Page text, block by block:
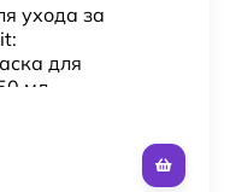
ухода за
для
мл